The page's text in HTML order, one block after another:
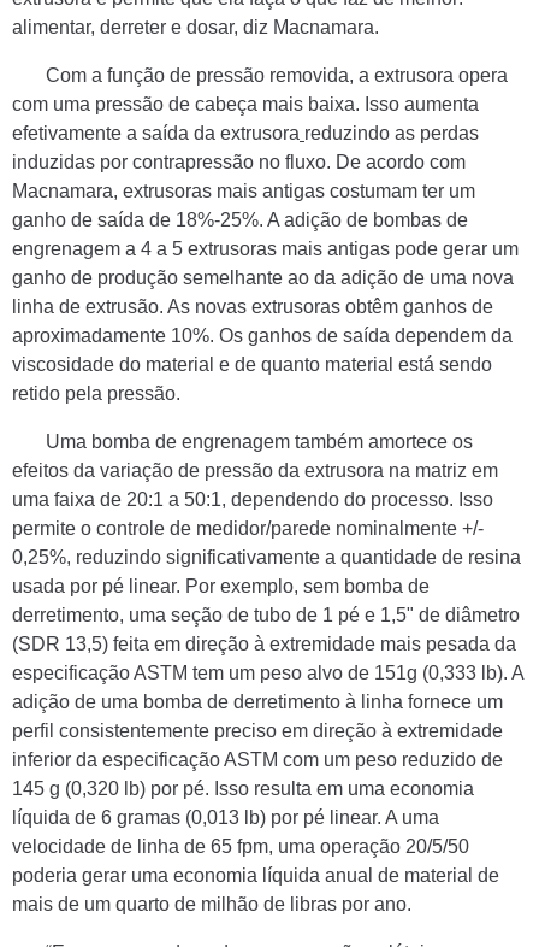
alimentar, derreter e dosar, diz Macnamara.
Com a função de pressão removida, a extrusora opera
com uma pressão de cabeça mais baixa. Isso aumenta
efetivamente a saída da extrusora reduzindo as perdas
induzidas por contrapressão no fluxo. De acordo com
Macnamara, extrusoras mais antigas costumam ter um
ganho de saída de 18%-25%. A adição de bombas de
engrenagem a 4 a 5 extrusoras mais antigas pode gerar um
ganho de produção semelhante ao da adição de uma nova
linha de extrusão. As novas extrusoras obtêm ganhos de
aproximadamente 10%. Os ganhos de saída dependem da
viscosidade do material e de quanto material está sendo
retido pela pressão.
Uma bomba de engrenagem também amortece os
efeitos da variação de pressão da extrusora na matriz em
uma faixa de 20:1 a 50:1, dependendo do processo. Isso
permite o controle de medidor/parede nominalmente +/-
0,25%, reduzindo significativamente a quantidade de resina
usada por pé linear. Por exemplo, sem bomba de
derretimento, uma seção de tubo de 1 pé e 1,5" de diâmetro
(SDR 13,5) feita em direção à extremidade mais pesada da
especificação ASTM tem um peso alvo de 151g (0,333 lb). A
adição de uma bomba de derretimento à linha fornece um
perfil consistentemente preciso em direção à extremidade
inferior da especificação ASTM com um peso reduzido de
145 g (0,320 lb) por pé. Isso resulta em uma economia
líquida de 6 gramas (0,013 lb) por pé linear. A uma
velocidade de linha de 65 fpm, uma operação 20/5/50
poderia gerar uma economia líquida anual de material de
mais de um quarto de milhão de libras por ano.